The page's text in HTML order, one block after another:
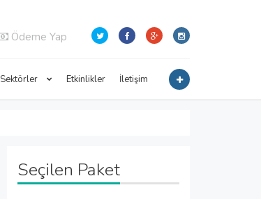
Ödeme Yap
Sektörler Etkinlikler İletişim
Seçilen Paket